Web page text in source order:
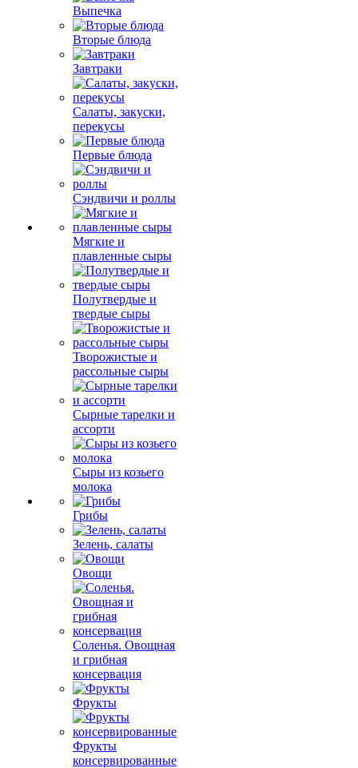
Выпечка
Вторые блюда
Завтраки
Салаты, закуски,
перекусы
Первые блюда
Сэндвичи и роллы
Мягкие и
плавленные сыры
Полутвердые и
твердые сыры
Творожистые и
рассольные сыры
Сырные тарелки и
ассорти
Сыры из козьего
молока
Грибы
Зелень, салаты
Овощи
Соленья. Овощная
и грибная
консервация
Фрукты
Фрукты
консервированные